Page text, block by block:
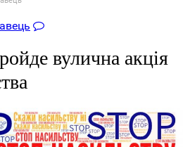
вулична акція